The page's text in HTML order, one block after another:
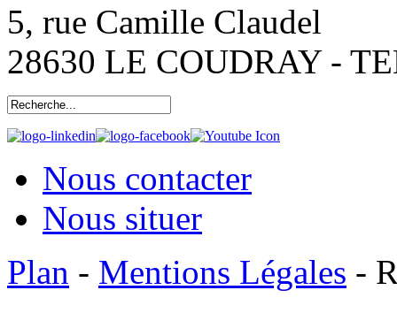
5, rue Camille Claudel
28630 LE COUDRAY -
Nous contacter
Nous situer
Plan - Mentions Légales -